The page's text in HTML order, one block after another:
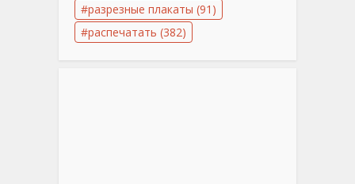
разрезные плакаты (91)
распечатать (382)